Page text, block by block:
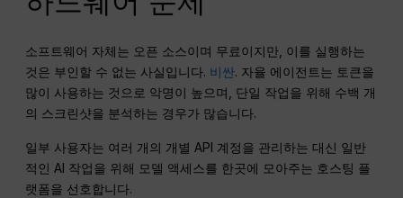
소프트웨어 자체는 오픈 소스이며 무료이지만, 이를 실행하는
것은 부인할 수 없는 사실입니다. 비싼. 자율 에이전트는 토큰을
많이 사용하는 것으로 악명이 높으며, 단일 작업을 위해 수백 개
의 스크린샷을 분석하는 경우가 많습니다.
일부 사용자는 여러 개의 개별 API 계정을 관리하는 대신 일반
적인 AI 작업을 위해 모델 액세스를 한곳에 모아주는 호스팅 플
랫폼을 선호합니다.